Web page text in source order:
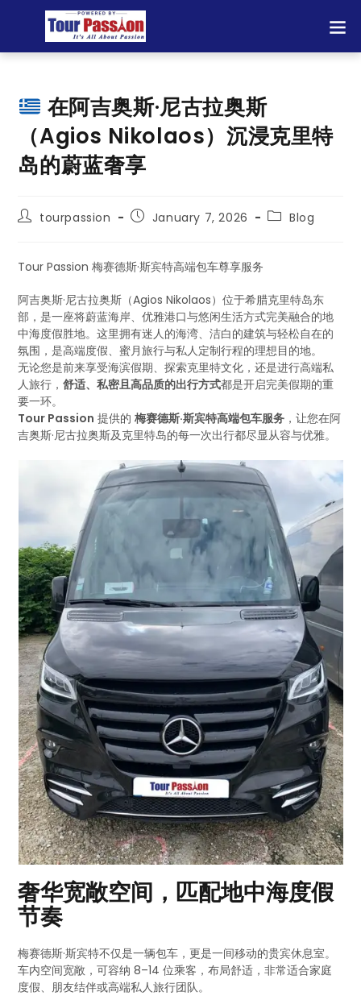
在阿吉奥斯·尼古拉奥斯
（Agios Nikolaos）沉浸克里特
岛的蔚蓝奢享
tourpassion January 7, 2026 Blog
Tour Passion 梅赛德斯·斯宾特高端包车尊享服务
阿吉奥斯·尼古拉奥斯（Agios Nikolaos）位于希腊克里特岛东
部，是一座将蔚蓝海岸、优雅港口与悠闲生活方式完美融合的地
中海度假胜地。这里拥有迷人的海湾、洁白的建筑与轻松自在的
氛围，是高端度假、蜜月旅行与私人定制行程的理想目的地。
无论您是前来享受海滨假期、探索克里特文化，还是进行高端私
人旅行，舒适、私密且高品质的出行方式都是开启完美假期的重
要一环。
Tour Passion 提供的梅赛德斯·斯宾特高端包车服务 ，让您在阿
吉奥斯·尼古拉奥斯及克里特岛的每一次出行都尽显从容与优雅。
奢华宽敞空间，匹配地中海度假
节奏
梅赛德斯·斯宾特不仅是一辆包车，更是一间移动的贵宾休息室。
车内空间宽敞，可容纳 8–14 位乘客，布局舒适，非常适合家庭
度假、朋友结伴或高端私人旅行团队。